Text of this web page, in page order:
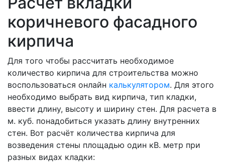
коричневого фасадного
кирпича
Для того чтобы рассчитать необходимое
количество кирпича для строительства можно
воспользоваться онлайн калькулятором. Для этого
необходимо выбрать вид кирпича, тип кладки,
ввести длину, высоту и ширину стен. Для расчета в
м. куб. понадобиться указать длину внутренних
стен. Вот расчёт количества кирпича для
возведения стены площадью один кВ. метр при
разных видах кладки: